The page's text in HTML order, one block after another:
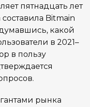
пятнадцать лет
Bitmain
какой
в 2021–
в пользу
рынка